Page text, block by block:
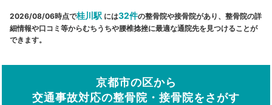
2026/08/06時点で桂川駅 には32件の整骨院や接骨院があり、整骨院の詳
細情報や口コミ等からむちうちや腰椎捻挫に最適な通院先を見つけることが
できます。
京都市の区から
交通事故対応の整骨院・接骨院をさがす